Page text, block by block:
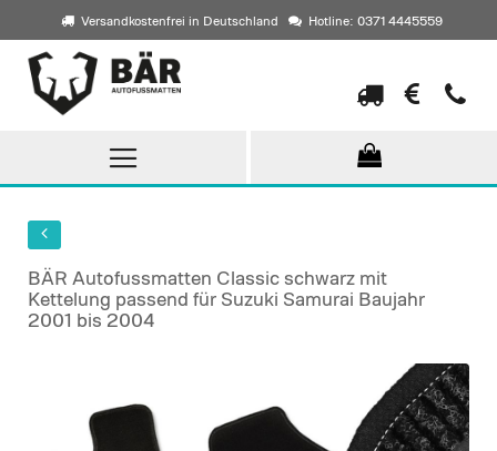
Versandkostenfrei in Deutschland Hotline: 0371 4445559
Direkt
zum
Inhalt
BÄR Autofussmatten Classic schwarz mit
Kettelung passend für Suzuki Samurai Baujahr
2001 bis 2004